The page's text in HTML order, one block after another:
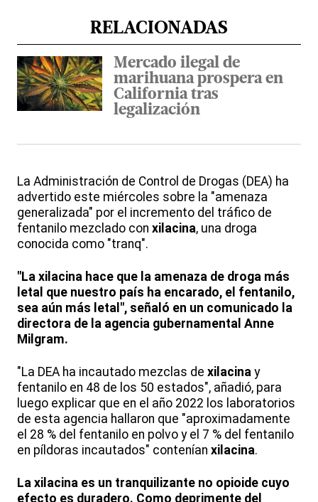
RELACIONADAS
Mercado ilegal de
marihuana prospera en
California tras
legalización
La Administración de Control de Drogas (DEA) ha
advertido este miércoles sobre la "amenaza
generalizada" por el incremento del tráfico de
fentanilo mezclado con xilacina, una droga
conocida como "tranq".
"La xilacina hace que la amenaza de droga más
letal que nuestro país ha encarado, el fentanilo,
sea aún más letal", señaló en un comunicado la
directora de la agencia gubernamental Anne
Milgram.
"La DEA ha incautado mezclas de xilacina y
fentanilo en 48 de los 50 estados", añadió, para
luego explicar que en el año 2022 los laboratorios
de esta agencia hallaron que "aproximadamente
el 28 % del fentanilo en polvo y el 7 % del fentanilo
en píldoras incautados" contenían xilacina.
La xilacina es un tranquilizante no opioide cuyo
efecto es duradero. Como deprimente del